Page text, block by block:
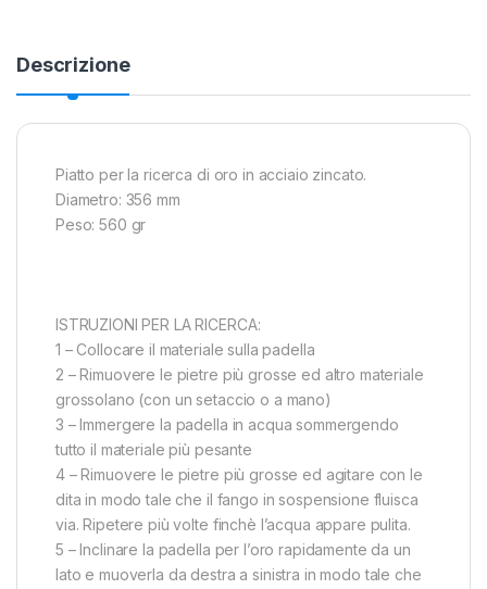
Descrizione
Piatto per la ricerca di oro in acciaio zincato.
Diametro: 356 mm
Peso: 560 gr
ISTRUZIONI PER LA RICERCA:
1 – Collocare il materiale sulla padella
2 – Rimuovere le pietre più grosse ed altro materiale
grossolano (con un setaccio o a mano)
3 – Immergere la padella in acqua sommergendo
tutto il materiale più pesante
4 – Rimuovere le pietre più grosse ed agitare con le
dita in modo tale che il fango in sospensione fluisca
via. Ripetere più volte finchè l’acqua appare pulita.
5 – Inclinare la padella per l’oro rapidamente da un
lato e muoverla da destra a sinistra in modo tale che